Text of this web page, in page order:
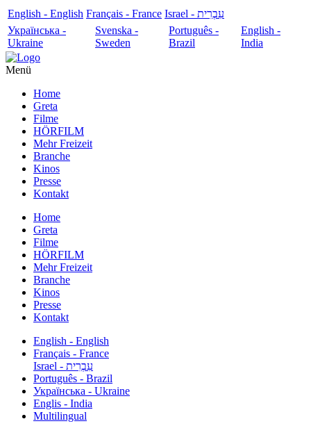
English - English Français - France
עִבְרִית - Israel
Українська -
Ukraine
Svenska -
Sweden
Português -
Brazil
English -
India
Menü
Home
Greta
Filme
HÖRFILM
Mehr Freizeit
Branche
Kinos
Presse
Kontakt
Home
Greta
Filme
HÖRFILM
Mehr Freizeit
Branche
Kinos
Presse
Kontakt
English - English
Français - France
עִבְרִית - Israel
Português - Brazil
Українська - Ukraine
Englis - India
Multilingual